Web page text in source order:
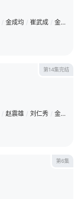
/ 金成均 / 崔武成 / 金善映
第14集完结
/ 赵震雄 / 刘仁秀 / 金元海
第6集